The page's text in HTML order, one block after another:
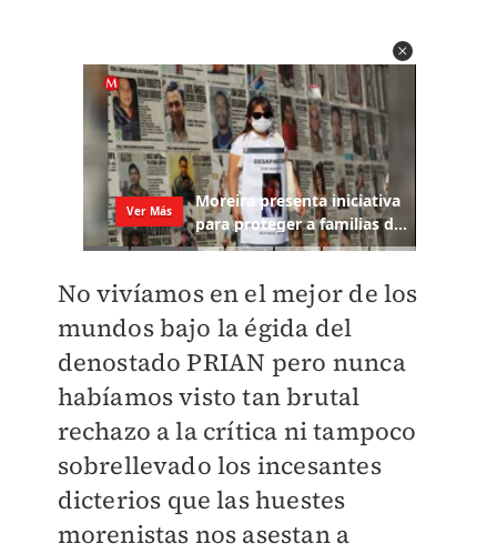
No vivíamos en el mejor de los
mundos bajo la égida del
denostado PRIAN pero nunca
habíamos visto tan brutal
rechazo a la crítica ni tampoco
sobrellevado los incesantes
dicterios que las huestes
morenistas nos asestan a